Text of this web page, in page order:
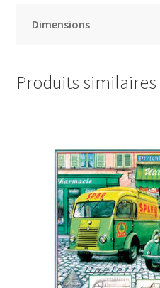
Dimensions
Produits similaires